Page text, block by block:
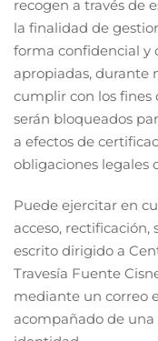
recogen a través de
la finalidad de
forma confidencial y
apropiadas, durante
cumplir con los
serán bloqueados
a efectos de
obligaciones legales
Puede ejercitar en
acceso,
escrito dirigido a
Travesía Fuente
mediante un correo
acompañado de